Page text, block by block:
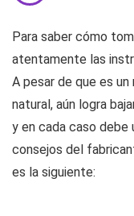
Para saber cómo
atentamente las
A pesar de que es
natural, aún logra
y en cada caso
consejos del
es la siguiente: